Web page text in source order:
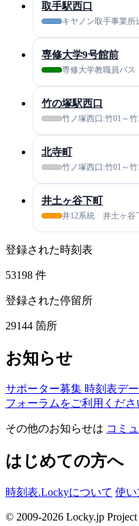
取手駅西口
キヤノン取手事業所
専修大学9号館前
専修大学教職員バス
竹の塚駅西口
竹ノ塚西口:竹01～竹
北寺町
竹ノ塚西口:竹01～竹
井土ヶ谷下町
井12系統 井土ヶ谷
登録された時刻表
53198 件
登録された停留所
29144 箇所
お知らせ
サポーター募集 時刻表デ
フォーラムをご利用くださ
その他のお知らせは コミ
はじめての方へ
時刻表.Lockyについて 使い
© 2009-2026 Locky.jp Project